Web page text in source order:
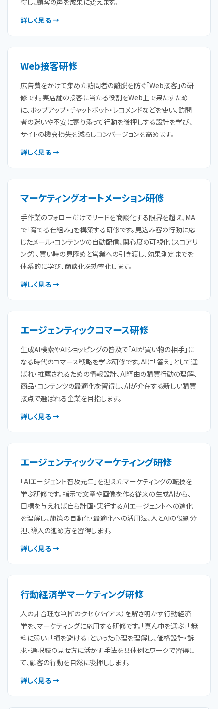
得し、顧客の声を成果に変えます。
詳しく見る →
Web接客研修
広告費をかけて集めた訪問者の離脱を防ぐ「Web接客」の研
修です。実店舗の接客に当たる役割をWeb上で果たすため
に、ポップアップ・チャットボット・レコメンドなどを使い、訪問
者の迷いや不安に寄り添って行動を後押しする設計を学び、
サイトの機会損失を減らしコンバージョンを高めます。
詳しく見る →
マーケティングオートメーション研修
手作業のフォローだけでリードを商談化する限界を超え、MA
で「育てる仕組み」を構築する研修です。見込み客の行動に応
じたメール・コンテンツの自動配信、関心度の可視化（スコアリ
ング）、買い時の見極めと営業への引き渡し、効果測定までを
体系的に学び、商談化を効率化します。
詳しく見る →
エージェンティックコマース研修
生成AI検索やAIショッピングの普及で「AIが買い物の相手」に
なる時代のコマース戦略を学ぶ研修です。AIに「答え」として選
ばれ・推薦されるための情報設計、AI経由の購買行動の理解、
商品・コンテンツの最適化を習得し、AIが介在する新しい購買
接点で選ばれる企業を目指します。
詳しく見る →
エージェンティックマーケティング研修
「AIエージェント普及元年」を迎えたマーケティングの転換を
学ぶ研修です。指示で文章や画像を作る従来の生成AIから、
目標を与えれば自ら計画・実行するAIエージェントへの進化
を理解し、施策の自動化・最適化への活用法、人とAIの役割分
担、導入の進め方を習得します。
詳しく見る →
行動経済学マーケティング研修
人の非合理な判断のクセ（バイアス）を解き明かす行動経済
学を、マーケティングに応用する研修です。「真ん中を選ぶ」「無
料に弱い」「損を避ける」といった心理を理解し、価格設計・訴
求・選択肢の見せ方に活かす手法を具体例とワークで習得し
て、顧客の行動を自然に後押しします。
詳しく見る →